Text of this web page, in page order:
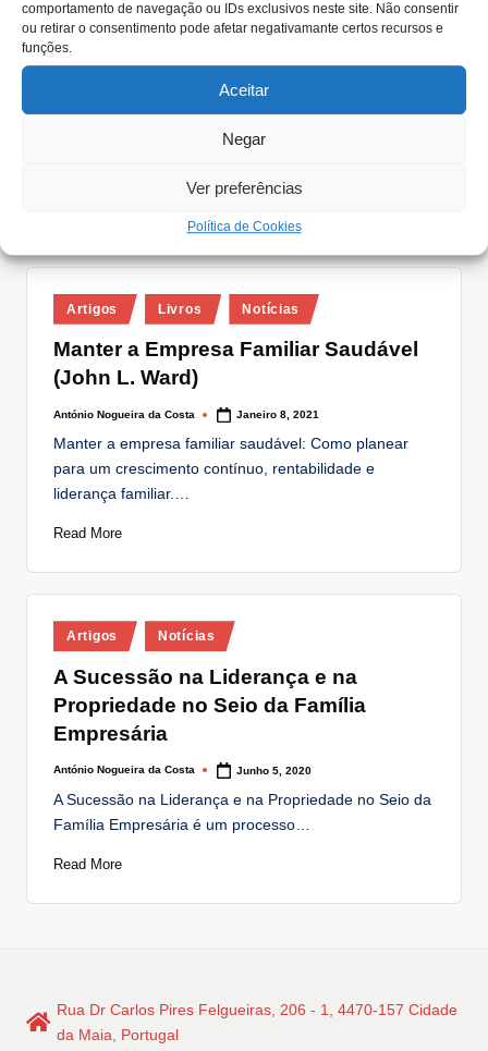
comportamento de navegação ou IDs exclusivos neste site. Não consentir
ou retirar o consentimento pode afetar negativamante certos recursos e
funções.
Aceitar
Negar
Ver preferências
Política de Cookies
Líder de Empresa Familiar anuncia a
decisão de se Reformar
Abril 1, 2022
Líder de Empresa Familiar anuncia a sua decisão de
se reformar (2022/04/01) (Imperdível)
Posted
in
Artigos Livros Notícias
Manter a Empresa Familiar Saudável
(John L. Ward)
Posted
António Nogueira da Costa Janeiro 8, 2021
Manter a empresa familiar saudável: Como planear
para um crescimento contínuo, rentabilidade e
liderança familiar.…
Read More
Posted
in
Artigos Notícias
A Sucessão na Liderança e na
Propriedade no Seio da Família
Empresária
Posted
António Nogueira da Costa Junho 5, 2020
A Sucessão na Liderança e na Propriedade no Seio da
Família Empresária é um processo…
Read More
Rua Dr Carlos Pires Felgueiras, 206 - 1, 4470-157 Cidade
da Maia, Portugal